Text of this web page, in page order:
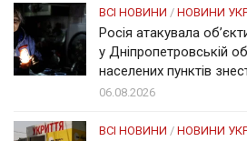
ВСІ НОВИНИ / НОВИНИ
Росія атакувала
у Дніпропетровській
населених пунктів
06.08.2026
ВСІ НОВИНИ / НОВИНИ